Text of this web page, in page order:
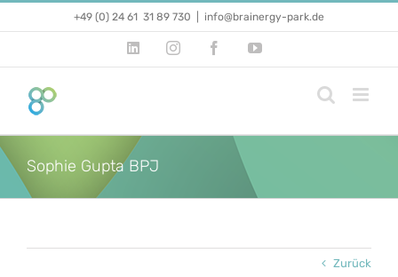
+49 (0) 24 61 31 89 730 info@brainergy-park.de
LinkedInInstagramFacebookYouTube
Sophie Gupta BPJ
Zurück